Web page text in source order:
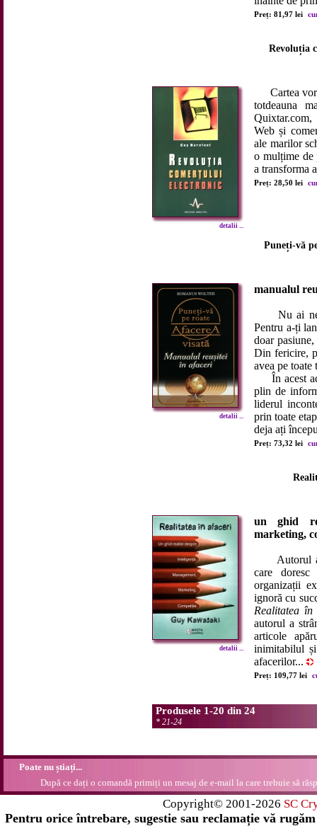
Preț: 81,97 lei
Revoluția
detalii ...
Cartea
totdeauna
Web și
ale marilor
o mulțime de
a transforma
Preț: 28,50 lei
Puneți-vă
detalii ...
manualul
Nu ai
Pentru a-ți
doar
Din fericire,
avea pe toate
În acest
plin de
liderul
prin toate
deja ați
Preț: 73,32 lei
detalii ...
un ghid
marketing,
Autorul a
care doresc
organizații
ignoră cu
Realitatea în
autorul a
articole
inimitabilul
afacerilor...
Preț: 109,77 lei
Produsele 1-20 din 24
* 21-24
Poate nu știați...
După ce dați o comandă primiți un mesaj de e-mail la care trebuie să
Copyright© 2001-2026 SC
Pentru orice întrebare, sugestie sau reclamație vă